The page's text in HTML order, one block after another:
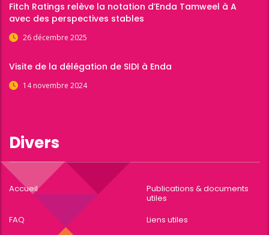
Fitch Ratings relève la notation d’Enda Tamweel à A
avec des perspectives stables
26 décembre 2025
Visite de la délégation de SIDI à Enda
14 novembre 2024
Divers
Accueil
Publications & documents
utiles
FAQ
Liens utiles